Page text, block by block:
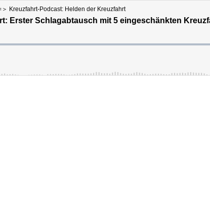
Kreuzfahrt-Podcast: Helden der Kreuzfahrt
Erster Schlagabtausch mit 5 eingeschänkten